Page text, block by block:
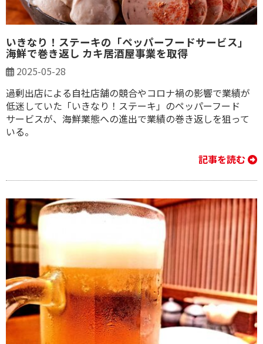
いきなり！ステーキの「ペッパーフードサービス」
海鮮で巻き返し カキ居酒屋事業を取得
2025-05-28
過剰出店による自社店舗の競合やコロナ禍の影響で業績が
低迷していた「いきなり！ステーキ」のペッパーフード
サービスが、海鮮業態への進出で業績の巻き返しを狙って
いる。
記事を読む